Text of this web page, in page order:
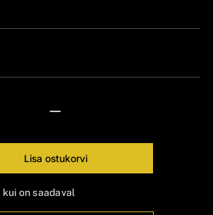
—
Lisa ostukorvi
kui on saadaval